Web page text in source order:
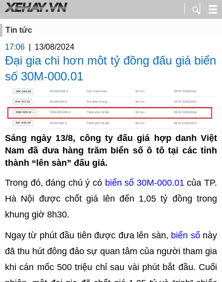
Tin tức
17:06
13/08/2024
Đại gia chi hơn môt tỷ đồng đấu giá biển
số 30M-000.01
Sáng ngày 13/8, công ty đấu giá hợp danh Việt
Nam đã đưa hàng trăm biển số ô tô tại các tỉnh
thành “lên sàn” đấu giá.
Trong đó, đáng chú ý có biển số 30M-000.01của TP.
Hà Nội được chốt giá lên đến 1,05 tỷ đồng trong
khung giờ 8h30.
Ngay từ phút đầu tiên được đưa lên sàn, biển sốnày
đã thu hút đông đảo sự quan tâm của người tham gia
khi cán mốc 500 triệu chỉ sau vài phút bắt đầu. Cuối